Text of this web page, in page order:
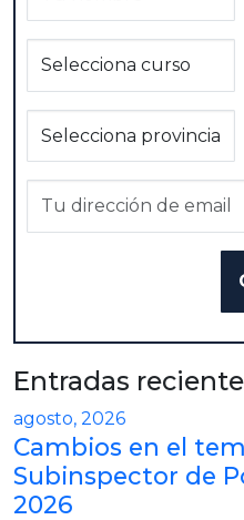
Entradas
agosto, 2026
Cambios en el
Subinspector de
2026